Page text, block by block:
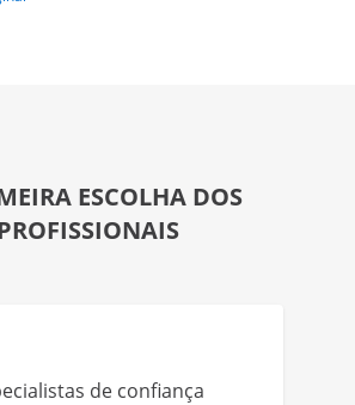
ESCOLHA DOS
de confiança